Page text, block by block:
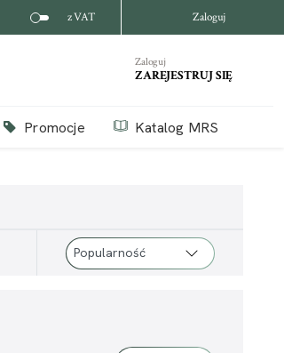
z VAT Zaloguj
Zaloguj
ZAREJESTRUJ SIĘ
Promocje Katalog MRS